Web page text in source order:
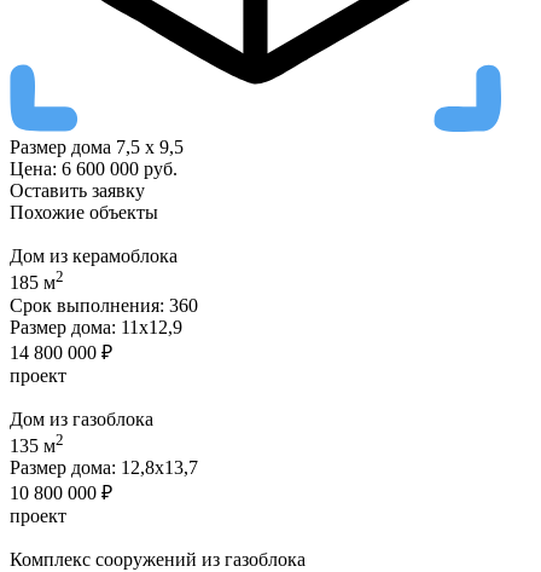
Размер дома 7,5 х 9,5
Цена: 6 600 000 руб.
Оставить заявку
Похожие объекты
Дом из керамоблока
185 м2
Срок выполнения: 360
Размер дома: 11х12,9
14 800 000 ₽
проект
Дом из газоблока
135 м2
Размер дома: 12,8х13,7
10 800 000 ₽
проект
Комплекс сооружений из газоблока